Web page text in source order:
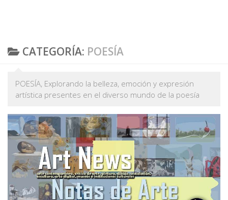
CATEGORÍA: POESÍA
POESÍA, Explorando la belleza, emoción y expresión
artística presentes en el diverso mundo de la poesía